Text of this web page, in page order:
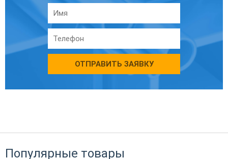
ОТПРАВИТЬ ЗАЯВКУ
Популярные товары